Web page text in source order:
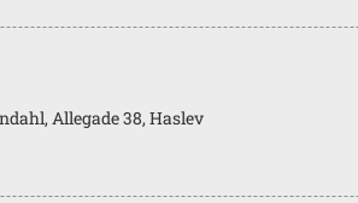
Allegade 38, Haslev